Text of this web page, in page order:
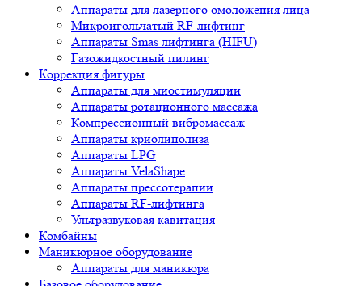
Аппараты для лазерного омоложения лица
Микроигольчатый RF-лифтинг
Аппараты Smas лифтинга (HIFU)
Газожидкостный пилинг
Коррекция фигуры
Аппараты для миостимуляции
Аппараты ротационного массажа
Компрессионный вибромассаж
Аппараты криолиполиза
Аппараты LPG
Аппараты VelaShape
Аппараты прессотерапии
Аппараты RF-лифтинга
Ультразвуковая кавитация
Комбайны
Маникюрное оборудование
Аппараты для маникюра